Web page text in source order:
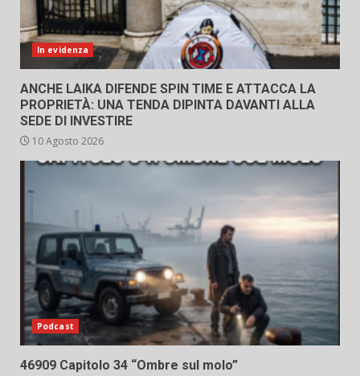
In evidenza
ANCHE LAIKA DIFENDE SPIN TIME E ATTACCA LA
PROPRIETÀ: UNA TENDA DIPINTA DAVANTI ALLA
SEDE DI INVESTIRE
10 Agosto 2026
Podcast
46909 Capitolo 34 “Ombre sul molo”